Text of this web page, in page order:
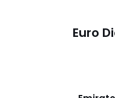
Euro